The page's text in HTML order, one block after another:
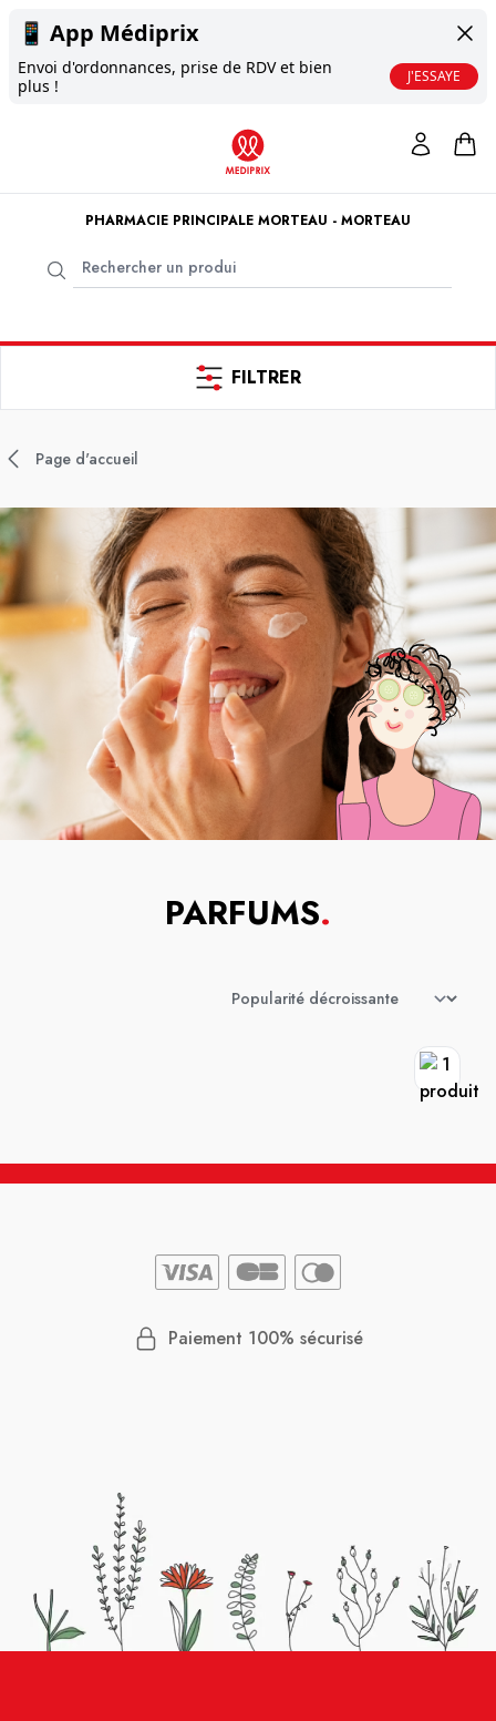
📱 App Médiprix
Envoi d'ordonnances, prise de RDV et bien
plus !
J'ESSAYE
PHARMACIE PRINCIPALE MORTEAU - MORTEAU
FILTRER
Page d'accueil
PARFUMS.
Paiement 100% sécurisé